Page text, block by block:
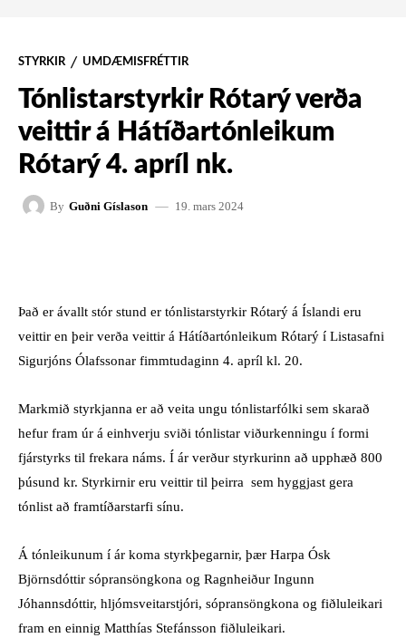
STYRKIR UMDÆMISFRÉTTIR
Tónlistarstyrkir Rótarý verða
veittir á Hátíðartónleikum
Rótarý 4. apríl nk.
By Guðni Gíslason 19. mars 2024
Það er ávallt stór stund er tónlistarstyrkir Rótarý á Íslandi eru
veittir en þeir verða veittir á Hátíðartónleikum Rótarý í Listasafni
Sigurjóns Ólafssonar fimmtudaginn 4. apríl kl. 20.
Markmið styrkjanna er að veita ungu tónlistarfólki sem skarað
hefur fram úr á einhverju sviði tónlistar viðurkenningu í formi
fjárstyrks til frekara náms. Í ár verður styrkurinn að upphæð 800
þúsund kr. Styrkirnir eru veittir til þeirra sem hyggjast gera
tónlist að framtíðarstarfi sínu.
Á tónleikunum í ár koma styrkþegarnir, þær Harpa Ósk
Björnsdóttir sópransöngkona og Ragnheiður Ingunn
Jóhannsdóttir, hljómsveitarstjóri, sópransöngkona og fiðluleikari
fram en einnig Matthías Stefánsson fiðluleikari.